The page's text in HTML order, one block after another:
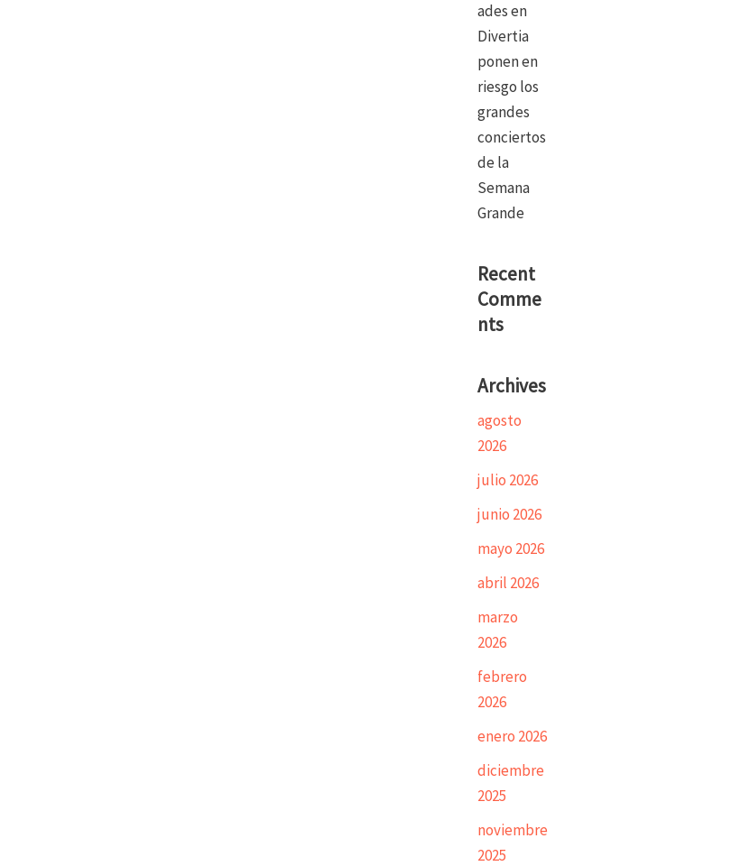
ades en
Divertia
ponen en
riesgo los
grandes
conciertos
de la
Semana
Grande
Recent
Comme
nts
Archives
agosto
2026
julio 2026
junio 2026
mayo 2026
abril 2026
marzo
2026
febrero
2026
enero 2026
diciembre
2025
noviembre
2025